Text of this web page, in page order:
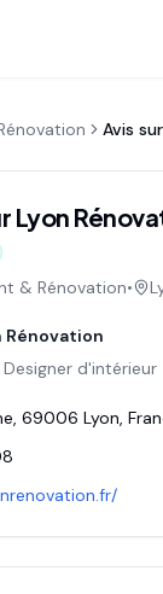
Avis sur
Lyon
& Rénovation•
Rénovation
Designer d'intérieur
69006 Lyon,